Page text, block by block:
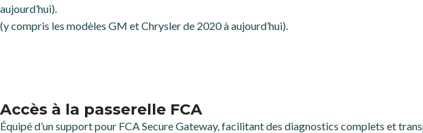
aujourd’hui).
(y compris les modèles GM et Chrysler de 2020 à aujourd’hui).
Accès à la passerelle FCA
Équipé d’un support pour FCA Secure Gateway, facilitant des diagnostics complets et